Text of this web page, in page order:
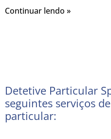
Continuar lendo »
Detetive Particular
seguintes serviços
particular: